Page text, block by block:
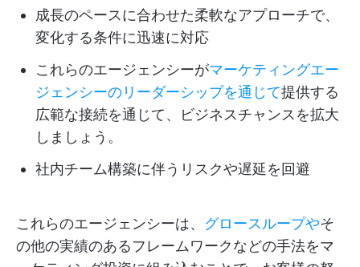
成長のペースに合わせた柔軟なアプローチで、
変化する条件に迅速に対応
これらのエージェンシーがマーケティングエー
ジェンシーのリーダーシップを通じて提供する
広範な接続を通じて、ビジネスチャンスを拡大
しましょう。
社内チーム構築に伴うリスクや遅延を回避
これらのエージェンシーは、 グロースループやそ
の他の実績のあるフレームワークなどの手法をマ